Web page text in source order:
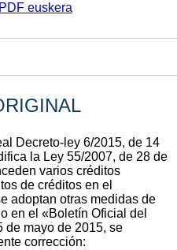
PDF euskera
Decreto-ley 6/2015, de 14
la Ley 55/2007, de 28 de
varios créditos
de créditos en el
adoptan otras medidas de
en el «Boletín Oficial del
de mayo de 2015, se
corrección: